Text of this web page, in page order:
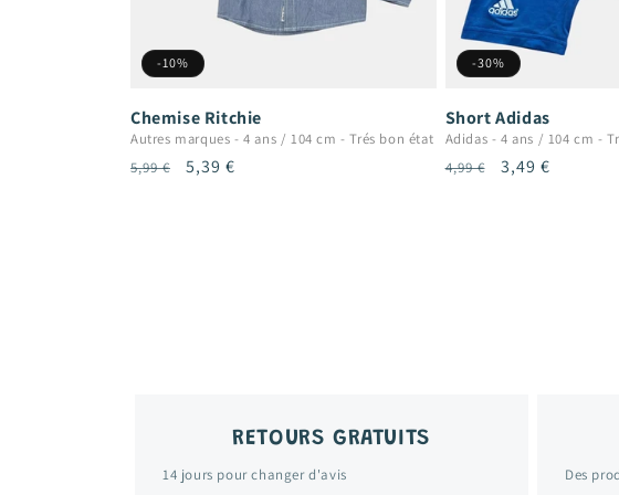
-10%
Chemise Ritchie
Autres marques -4 ans / 104 cm -Trés bon état
Prix
5,99 €
Prix
5,39 €
-30%
Short Adidas
Adidas - 4 ans / 104 cm -
Prix
4,99 €
Prix
3,49 €
RETOURS GRATUITS
14 jours pour changer d'avis Des